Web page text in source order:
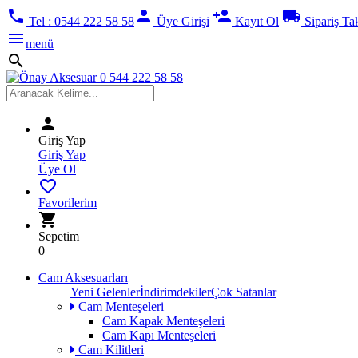
phone Tel : 0544 222 58 58 person Üye Girişi person_add Kayıt Ol local_shipping Sipariş
menumenü
search
person
Giriş Yap
Giriş Yap
Üye Ol
favorite_border
Favorilerim
shopping_cart
Sepetim
0
Cam Aksesuarları
Yeni GelenlerİndirimdekilerÇok Satanlar
Cam Menteşeleri
Cam Kapak Menteşeleri
Cam Kapı Menteşeleri
Cam Kilitleri